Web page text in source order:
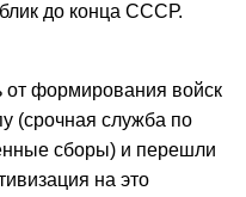
до конца СССР.
от формирования войск
(срочная служба по
сборы) и перешли
на это